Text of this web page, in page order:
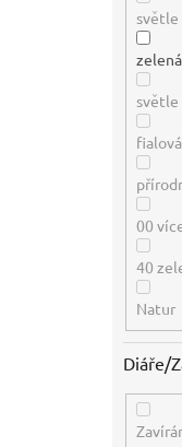
světle
zelená
světle
fialová
00
40
Natur
Diáře/